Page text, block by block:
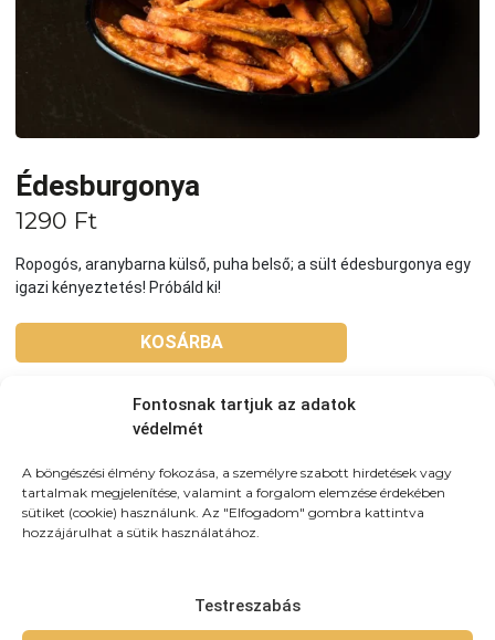
Fontosnak tartjuk az adatok
védelmét
A böngészési élmény fokozása, a személyre szabott hirdetések vagy
tartalmak megjelenítése, valamint a forgalom elemzése érdekében
sütiket (cookie) használunk. Az "Elfogadom" gombra kattintva
hozzájárulhat a sütik használatához.
Testreszabás
Édesburgonya
1290 Ft
Ropogós, aranybarna külső, puha belső; a sült édesburgonya egy
igazi kényeztetés! Próbáld ki!
KOSÁRBA
Tovább a teljes étlaphoz >
Házhozszállítás / Elvitel
házhozszálítunk! 3km-es körzetben: 790Ft (teljes újpest)
3-4km-közt: 990 4-5,5km közt: 1490 5,5-7km-közt: 1890